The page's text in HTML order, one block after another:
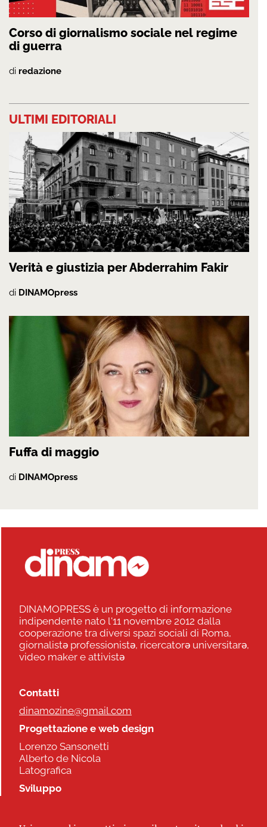
Corso di giornalismo sociale nel regime
di guerra
di redazione
ULTIMI EDITORIALI
Verità e giustizia per Abderrahim Fakir
di DINAMOpress
Fuffa di maggio
di DINAMOpress
DINAMOPRESS è un progetto di informazione
indipendente nato l'11 novembre 2012 dalla
cooperazione tra diversi spazi sociali di Roma,
giornalistə professionistə, ricercatorə universitarə,
video maker e attivistə
Contatti
dinamozine@gmail.com
Progettazione e web design
Lorenzo Sansonetti
Alberto de Nicola
Latografica
Sviluppo